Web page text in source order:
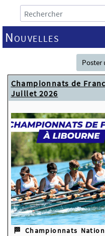
Nouvelles
Poster
Championnats de
Juillet 2026
🏁 Championnats